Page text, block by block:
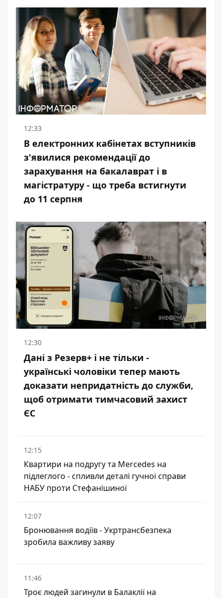
12:33
В електронних кабінетах вступників
з'явилися рекомендації до
зарахування на бакалаврат і в
магістратуру - що треба встигнути
до 11 серпня
12:30
Дані з Резерв+ і не тільки -
українські чоловіки тепер мають
доказати непридатність до служби,
щоб отримати тимчасовий захист
ЄС
12:15
Квартири на подругу та Mercedes на
підлеглого - спливли деталі гучної справи
НАБУ проти Стефанішиної
12:07
Бронювання водіїв - Укртрансбезпека
зробила важливу заяву
11:46
Троє людей загинули в Балаклії на